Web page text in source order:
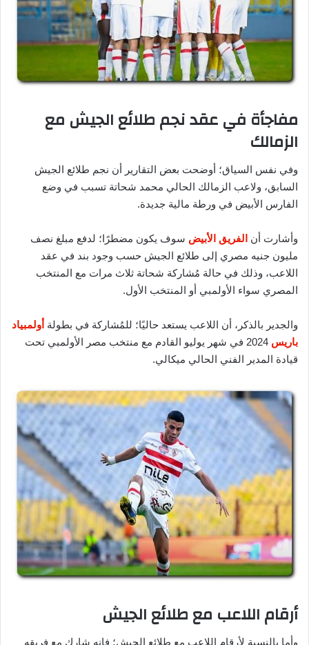
مفاجأة في عقد نجم طلائع الجيش مع
الزمالك
وفي نفس السياق؛ أوضحت بعض التقارير أن نجم طلائع الجيش
السابق، ولاعب الزمالك الحالي محمد شحاتة تسبب في وضع
الفارس الأبيض في ورطة مالية جديدة.
وأشارت أن الفريق الأبيض سوف يكون مضطرًا؛ لدفع مبلغ نصف
مليون جنيه مصري إلى طلائع الجيش حسب وجود بند في عقد
اللاعب، وذلك في حالة مُشاركة شحاتة ثلاث مرات مع المنتخب
المصري سواء الأولمبي أو المنتخب الأول.
والجدير بالذكر، أن اللاعب يستعد حاليًا؛ للمُشاركة في بطولة أولمبياد
باريس
2024 في شهر يوليو القادم مع منتخب مصر الأولمبي تحت
قيادة المدير الفني الحالي ميكالي.
أرقام اللاعب مع طلائع الجيش
وأما بالنسبة لأرقام اللاعب مع طلائع الجيش؛ فإنه شارك مع فريقه